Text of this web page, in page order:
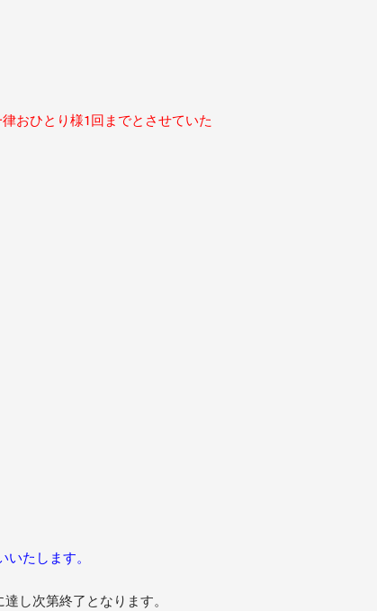
おひとり様1回までとさせていた
たします。
し次第終了となります。